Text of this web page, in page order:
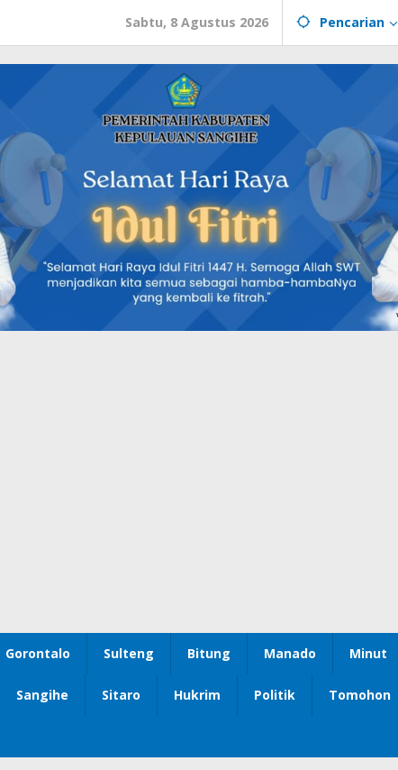
Sabtu, 8 Agustus 2026 Pencarian
Gorontalo Sulteng Bitung Manado Minut
Sangihe Sitaro Hukrim Politik Tomohon